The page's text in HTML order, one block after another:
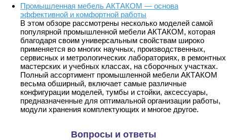
Промышленная мебель АКТАКОМ — основа
эффективной и комфортной работы
В этом обзоре рассмотрены несколько моделей самой
популярной промышленной мебели АКТАКОМ, которая
благодаря своим универсальным свойствам широко
применяется во многих научных, производственных,
сервисных и метрологических лабораториях, в ремонтных
мастерских и учебных классах, на сборочных участках.
Полный ассортимент промышленной мебели АКТАКОМ
весьма обширный, включает самые различные
конфигурации моделей, тумбы и стойки, аксессуары,
предназначенные для оптимальной организации работы,
модули хранения комплектующих и многое другое.
Вопросы и ответы